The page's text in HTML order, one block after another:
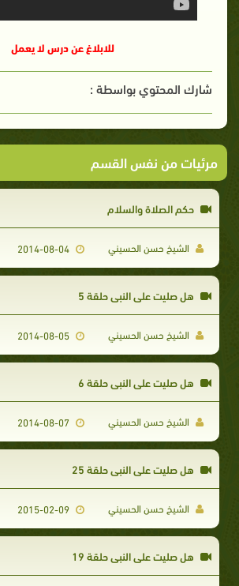
للابلاغ عن درس لا يعمل
شارك المحتوي بواسطة :
مرئيات من نفس القسم
حكم الصلاة والسلام
الشيخ حسن الحسيني 2014-08-04
هل صليت على النبي حلقة 5
الشيخ حسن الحسيني 2014-08-05
هل صليت على النبي حلقة 6
الشيخ حسن الحسيني
هل صليت على النبي حلقة 25
الشيخ حسن الحسيني 2015-02-09
هل صليت على النبي حلقة 19